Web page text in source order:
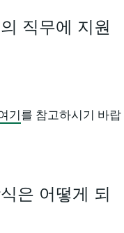
직무에 지원
기를 참고하시기 바랍
은 어떻게 되